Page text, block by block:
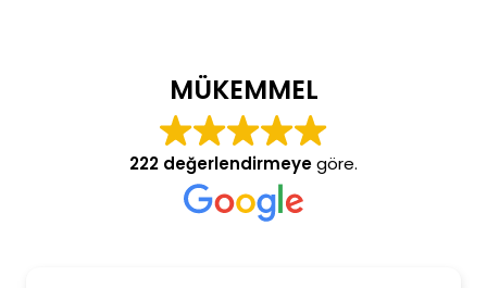
MÜKEMMEL
222 değerlendirmeyegöre.